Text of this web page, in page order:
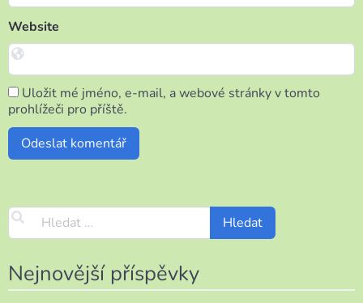
Website
Uložit mé jméno, e-mail, a webové stránky v tomto
prohlížeči pro příště.
Nejnovější příspěvky